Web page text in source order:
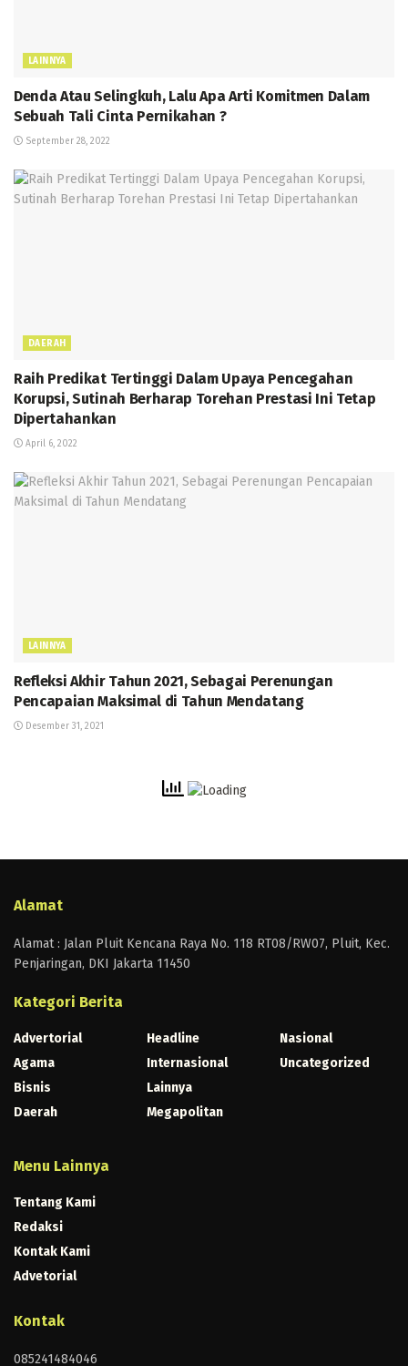
LAINNYA
Denda Atau Selingkuh, Lalu Apa Arti Komitmen Dalam
Sebuah Tali Cinta Pernikahan ?
September 28, 2022
DAERAH
Raih Predikat Tertinggi Dalam Upaya Pencegahan
Korupsi, Sutinah Berharap Torehan Prestasi Ini Tetap
Dipertahankan
April 6, 2022
LAINNYA
Refleksi Akhir Tahun 2021, Sebagai Perenungan
Pencapaian Maksimal di Tahun Mendatang
Desember 31, 2021
Alamat
Alamat : Jalan Pluit Kencana Raya No. 118 RT08/RW07, Pluit, Kec.
Penjaringan, DKI Jakarta 11450
Kategori Berita
Advertorial
Agama
Bisnis
Daerah
Headline
Internasional
Lainnya
Megapolitan
Nasional
Uncategorized
Menu Lainnya
Tentang Kami
Redaksi
Kontak Kami
Advetorial
Kontak
085241484046